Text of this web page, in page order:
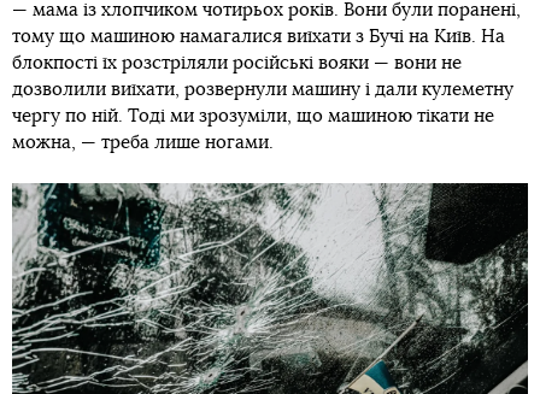
— мама із хлопчиком чотирьох років. Вони були поранені,
тому що машиною намагалися виїхати з Бучі на Київ. На
блокпості їх розстріляли російські вояки — вони не
дозволили виїхати, розвернули машину і дали кулеметну
чергу по ній. Тоді ми зрозуміли, що машиною тікати не
можна, — треба лише ногами.